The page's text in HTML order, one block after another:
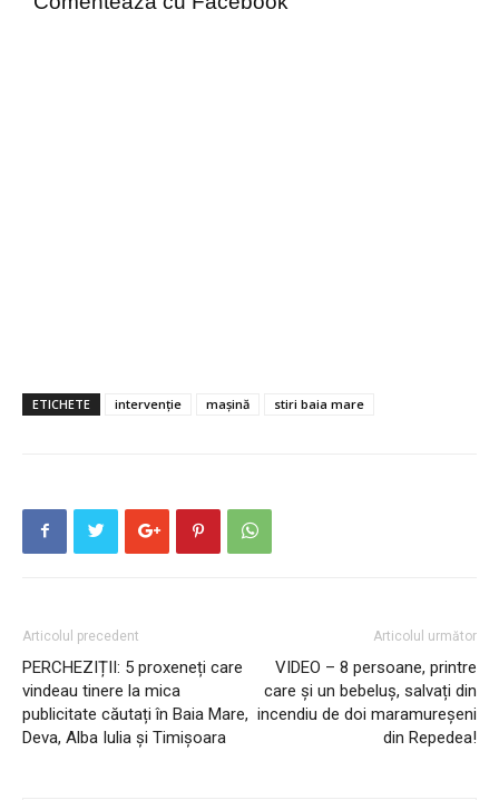
ETICHETE intervenție mașină stiri baia mare
Articolul precedent
PERCHEZIȚII: 5 proxeneți care
vindeau tinere la mica
publicitate căutați în Baia Mare,
Deva, Alba Iulia și Timișoara
Articolul următor
VIDEO – 8 persoane, printre
care și un bebeluș, salvați din
incendiu de doi maramureșeni
din Repedea!